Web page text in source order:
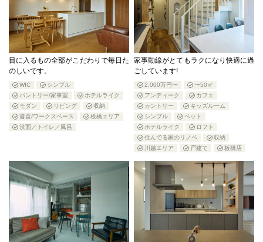
目に入るもの全部がこだわりで毎日た
のしいです。
WIC
シンプル
パントリー/家事室
ホテルライク
モダン
リビング
収納
書斎/ワークスペース
板橋エリア
洗面／トイレ／風呂
家事動線がとてもラクになり快適に過
ごしています!
2,000万円〜
〜50㎡
アンティーク
カフェ
カントリー
キッズルーム
シンプル
ペット
ホテルライク
ロフト
住んでる家のリノベ
収納
川越エリア
戸建て 板橋店